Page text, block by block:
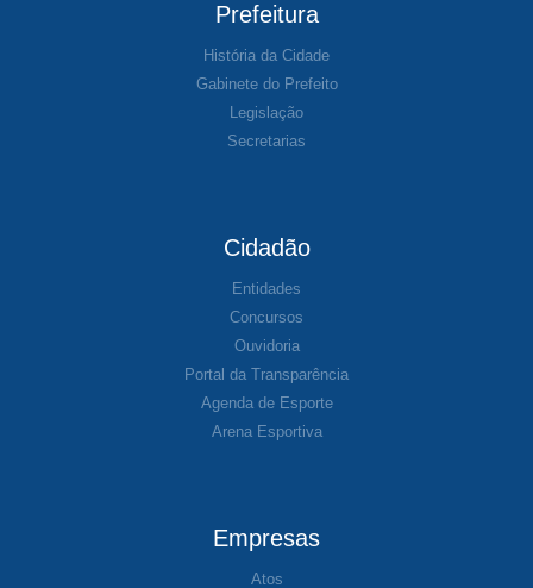
Prefeitura
História da Cidade
Gabinete do Prefeito
Legislação
Secretarias
Cidadão
Entidades
Concursos
Ouvidoria
Portal da Transparência
Agenda de Esporte
Arena Esportiva
Empresas
Atos